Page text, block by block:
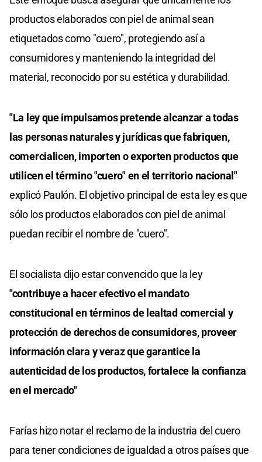
productos elaborados con piel de animal sean
etiquetados como "cuero", protegiendo así a
consumidores y manteniendo la integridad del
material, reconocido por su estética y durabilidad.
"La ley que impulsamos pretende alcanzar a todas
las personas naturales y jurídicas que fabriquen,
comercialicen, importen o exporten productos que
utilicen el término "cuero" en el territorio nacional"
explicó Paulón. El objetivo principal de esta ley es que
sólo los productos elaborados con piel de animal
puedan recibir el nombre de "cuero".
El socialista dijo estar convencido que la ley
"contribuye a hacer efectivo el mandato
constitucional en términos de lealtad comercial y
protección de derechos de consumidores, proveer
información clara y veraz que garantice la
autenticidad de los productos, fortalece la confianza
en el mercado"
Farías hizo notar el reclamo de la industria del cuero
para tener condiciones de igualdad a otros países que